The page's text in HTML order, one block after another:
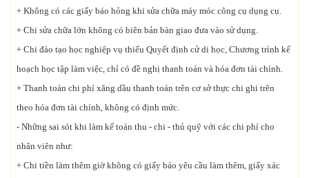
+ Không có các giấy báo hỏng khi sửa chữa máy móc công cụ dụng cụ.
+ Chi sửa chữa lớn không có biên bản bàn giao đưa vào sử dụng.
+ Chi đào tạo học nghiệp vụ thiếu Quyết định cử di học, Chương trình kế
hoạch học tập làm việc, chỉ có đề nghị thanh toán và hóa đơn tài chính.
+ Thanh toán chi phí xăng dầu thanh toán trên cơ sở thực chi ghi trên
theo hóa đơn tài chính, không có định mức.
- Những sai sót khi làm kế toán thu - chi - thủ quỹ với các chi phí cho
nhân viên như:
+ Chi tiền làm thêm giờ không có giấy báo yêu cầu làm thêm, giấy xác